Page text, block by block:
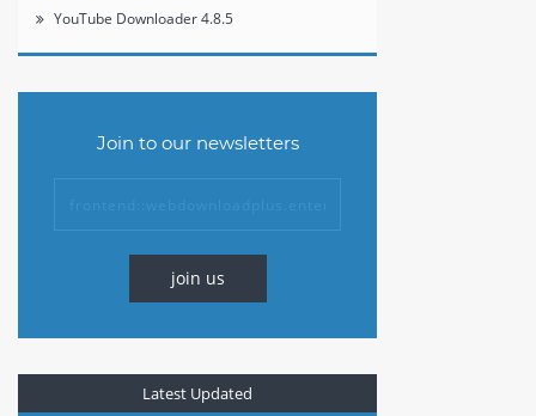
YouTube Downloader 4.8.5
Join to our newsletters
join us
Latest Updated